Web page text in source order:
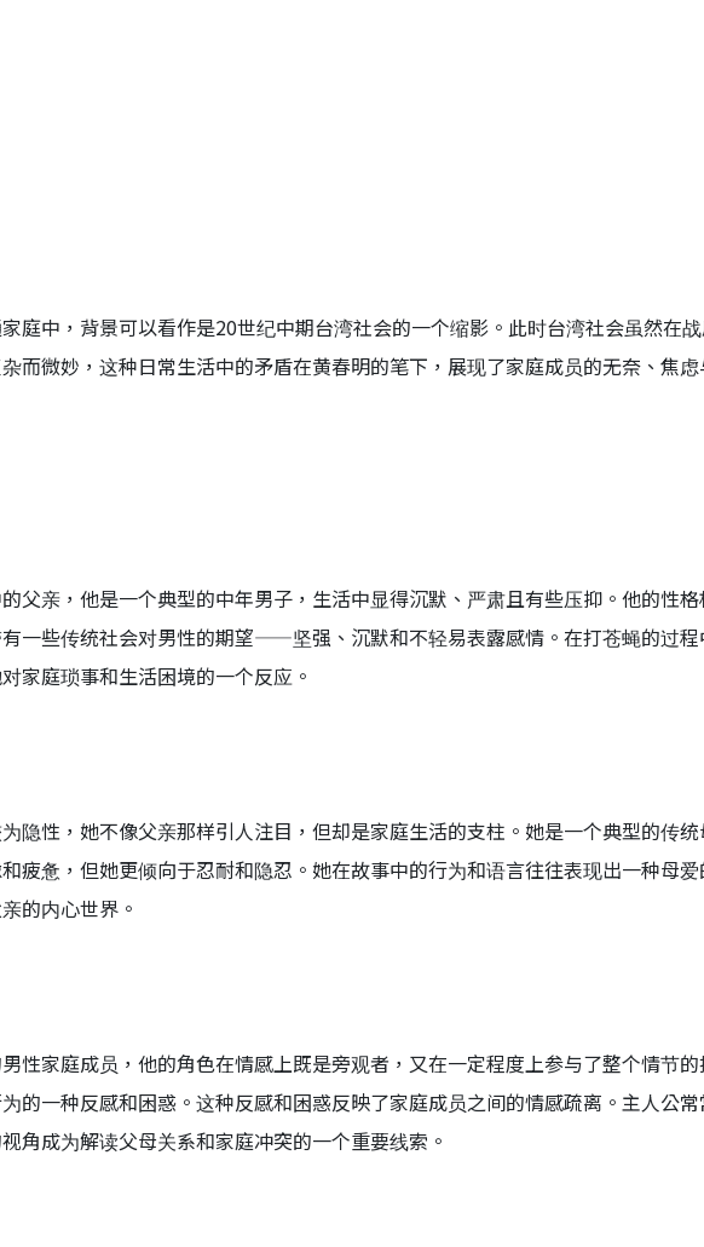
庭中，背景可以看作是20世纪中期台湾社会的一个缩影。此时台湾社会虽然在
而微妙，这种日常生活中的矛盾在黄春明的笔下，展现了家庭成员的无奈、焦虑
父亲，他是一个典型的中年男子，生活中显得沉默、严肃且有些压抑。他的性
一些传统社会对男性的期望——坚强、沉默和不轻易表露感情。在打苍蝇的过
家庭琐事和生活困境的一个反应。
隐性，她不像父亲那样引人注目，但却是家庭生活的支柱。她是一个典型的传
疲惫，但她更倾向于忍耐和隐忍。她在故事中的行为和语言往往表现出一种母
的内心世界。
性家庭成员，他的角色在情感上既是旁观者，又在一定程度上参与了整个情节
的一种反感和困惑。这种反感和困惑反映了家庭成员之间的情感疏离。主人公
角成为解读父母关系和家庭冲突的一个重要线索。